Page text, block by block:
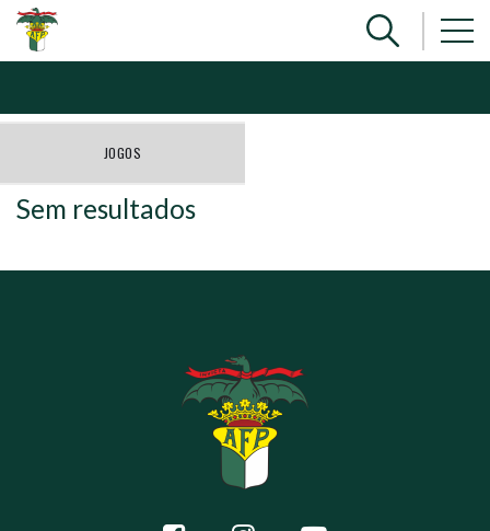
JOGOS
Sem resultados